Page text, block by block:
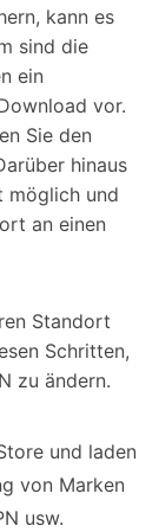
kann es
sind die
ein
vor.
Sie den
hinaus
möglich und
an einen
Standort
Schritten,
zu ändern.
und laden
von Marken
usw.